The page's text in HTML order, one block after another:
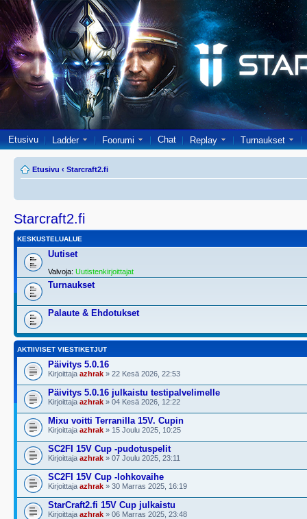
Etusivu Ladder Foorumi Chat Replay Turnaukset
Etusivu ‹ Starcraft2.fi
Starcraft2.fi
KESKUSTELUALUE
Uutiset
Valvoja: Uutistenkirjoittajat
Turnaukset
Palaute & Ehdotukset
AKTIIVISET VIESTIKETJUT
Päivitys 5.0.16
Kirjoittaja azhrak » 22 Kesä 2026, 22:53
Päivitys 5.0.16 julkaistu testipalvelimelle
Kirjoittaja azhrak » 04 Kesä 2026, 12:22
Mixu voitti Terranilla 15V. Cupin
Kirjoittaja azhrak » 15 Joulu 2025, 10:25
SC2FI 15V Cup -pudotuspelit
Kirjoittaja azhrak » 07 Joulu 2025, 23:11
SC2FI 15V Cup -lohkovaihe
Kirjoittaja azhrak » 30 Marras 2025, 16:19
StarCraft2.fi 15V Cup julkaistu
Kirjoittaja azhrak » 06 Marras 2025, 23:48